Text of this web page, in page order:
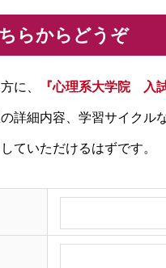
らからどうぞ
に、 『心理系大学院 入
詳細内容、学習サイク
ていただけるはずです。